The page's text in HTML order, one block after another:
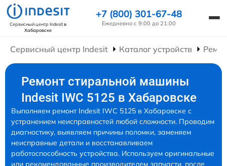
Сервисный центр Indesitв
Хабаровске
+7 (800) 301-67-48
Ежедневно с 9:00 до 21:00
Сервисный центр Indesit Каталог устройств
Ремонт стиральной машины
Indesit IWC 5125 в Хабаровске
Выполняем ремонт Indesit IWC 5125 в Хабаровске с
устранением неисправностей любой сложности. Проводим
диагностику, выявляем причины поломки, заменяем
неисправные детали и восстанавливаем
работоспособность устройства. Используем оригинальные
или рекомендованные производителем запчасти, после